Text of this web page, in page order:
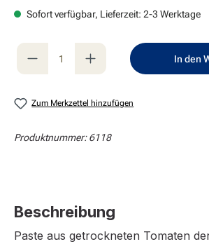
Sofort verfügbar, Lieferzeit: 2-3 Werktage
Produkt Anzahl: Gib denIn den
Zum Merkzettel hinzufügen
Produktnummer:6118
Beschreibung
Paste aus getrockneten Tomaten